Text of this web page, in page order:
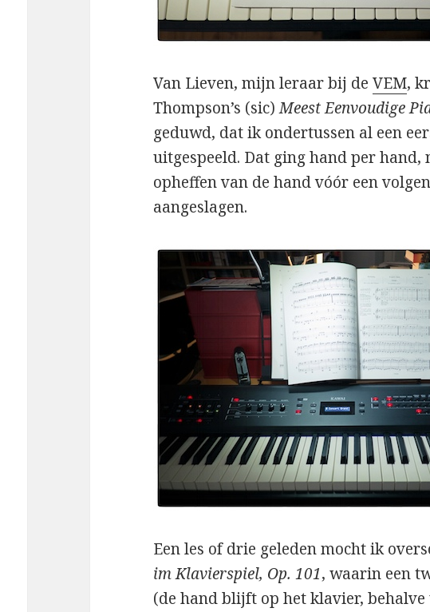
Van Lieven, mijn leraar bij deVEM,
Thompson’s (sic)Meest Eenvoudige
geduwd, dat ik ondertussen al een
uitgespeeld. Dat ging hand per
opheffen van de hand vóór een
aangeslagen.
Een les of drie geleden mocht ik
im Klavierspiel, Op. 101, waarin een
(de hand blijft op het klavier,